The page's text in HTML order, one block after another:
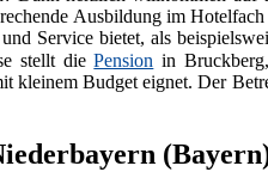
Ausbildung im
Service bietet, als
stellt diePension in
kleinem Budget eignet. Der